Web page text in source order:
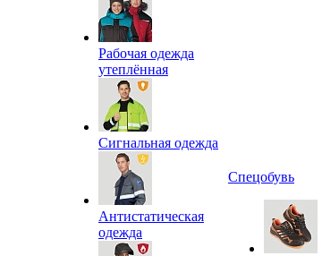
Рабочая одежда
утеплённая
Сигнальная одежда
Антистатическая
одежда
Спецобувь